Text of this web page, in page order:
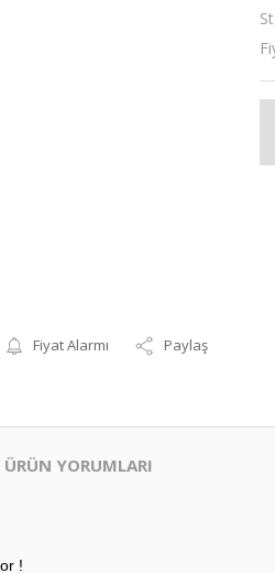
Fiyat Alarmı Paylaş
ÜRÜN YORUMLARI
!